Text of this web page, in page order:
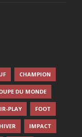
CHAMPION
DU MONDE
PLAY FOOT
HIVER IMPACT